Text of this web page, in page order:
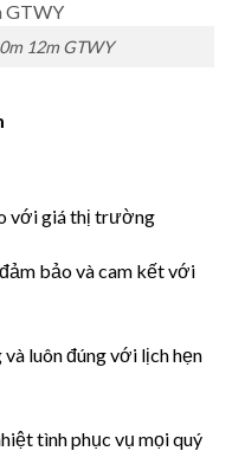
12m GTWY
với giá thị trường
bảo và cam kết với
và luôn đúng với lịch hẹn
tình phục vụ mọi quý